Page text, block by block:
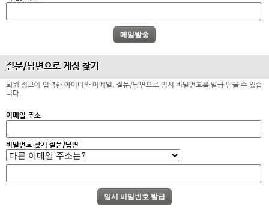
질문/답변으로 계정 찾기
회원 정보에 입력한 아이디와 이메일, 질문/답변으로 임시 비밀번호를 발급 받을 수 있습
니다.
이메일 주소
비밀번호 찾기 질문/답변